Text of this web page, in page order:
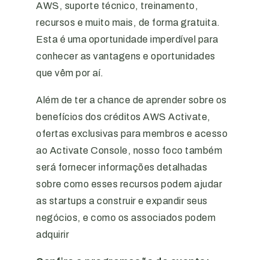
AWS, suporte técnico, treinamento,
recursos e muito mais, de forma gratuita.
Esta é uma oportunidade imperdível para
conhecer as vantagens e oportunidades
que vêm por aí.
Além de ter a chance de aprender sobre os
benefícios dos créditos AWS Activate,
ofertas exclusivas para membros e acesso
ao Activate Console, nosso foco também
será fornecer informações detalhadas
sobre como esses recursos podem ajudar
as startups a construir e expandir seus
negócios, e como os associados podem
adquirir